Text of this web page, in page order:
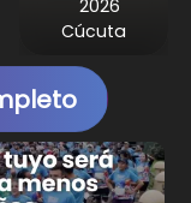
2026
Cúcuta